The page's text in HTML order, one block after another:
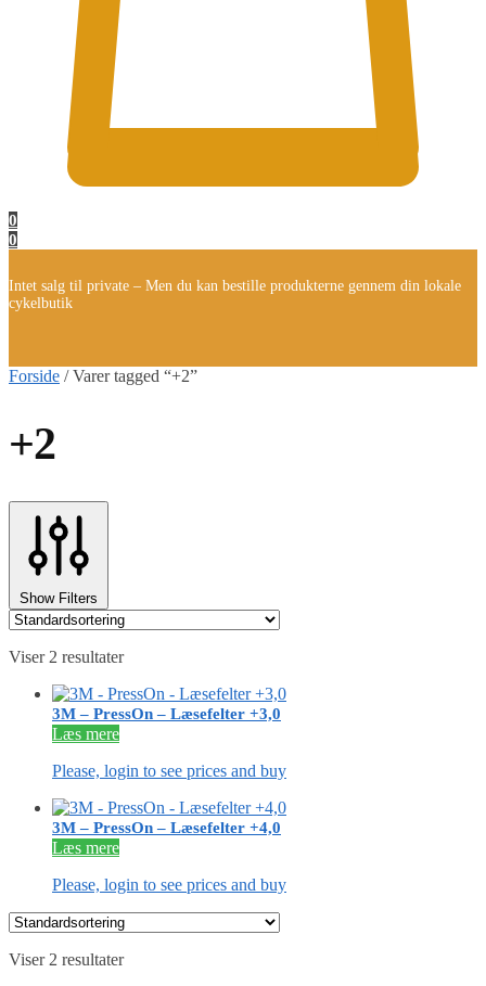
0
0
Intet salg til private – Men du kan bestille produkterne gennem din lokale
cykelbutik
Forside /Varer tagged “+2”
+2
Show Filters
Viser 2 resultater
3M – PressOn – Læsefelter +3,0
Læs mere
Please, login to see prices and buy
3M – PressOn – Læsefelter +4,0
Læs mere
Please, login to see prices and buy
Viser 2 resultater